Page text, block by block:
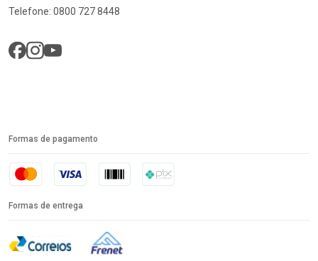
Telefone: 0800 727 8448
Formas de pagamento
Formas de entrega